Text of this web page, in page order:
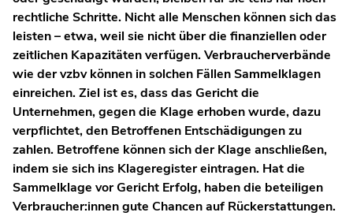
rechtliche Schritte. Nicht alle Menschen können sich das
leisten – etwa, weil sie nicht über die finanziellen oder
zeitlichen Kapazitäten verfügen. Verbraucherverbände
wie der vzbv können in solchen Fällen Sammelklagen
einreichen. Ziel ist es, dass das Gericht die
Unternehmen, gegen die Klage erhoben wurde, dazu
verpflichtet, den Betroffenen Entschädigungen zu
zahlen. Betroffene können sich der Klage anschließen,
indem sie sich ins Klageregister eintragen. Hat die
Sammelklage vor Gericht Erfolg, haben die beteiligen
Verbraucher:innen gute Chancen auf Rückerstattungen.